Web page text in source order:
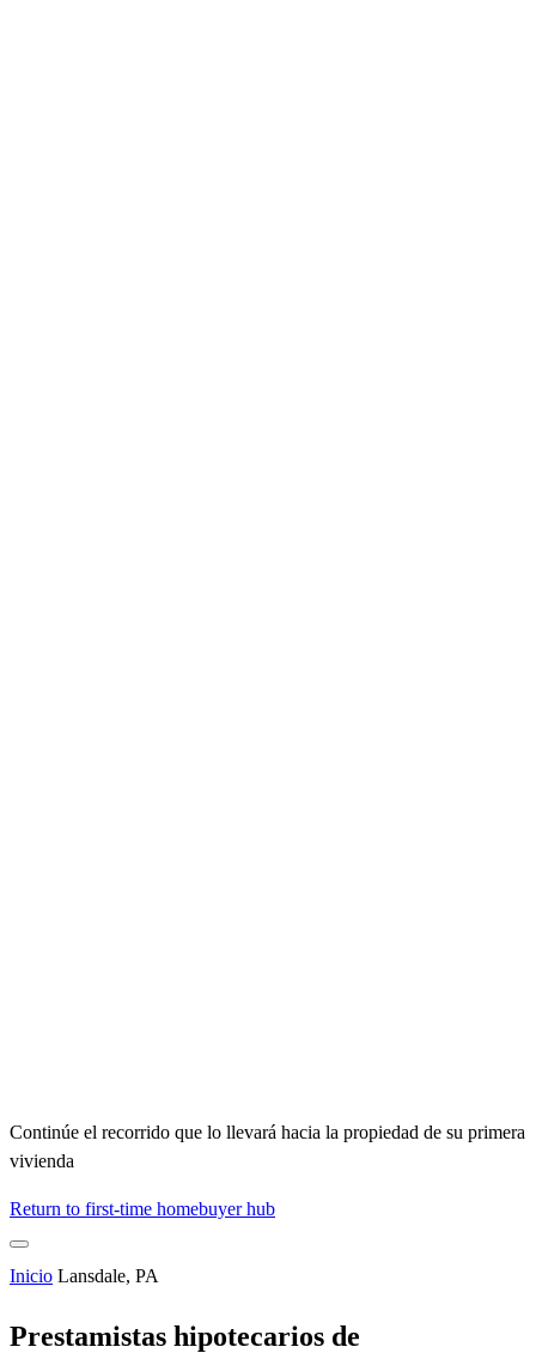
Continúe el recorrido que lo llevará hacia la propiedad de su primera
vivienda
Return to first-time homebuyer hub
Inicio Lansdale, PA
Prestamistas hipotecarios de